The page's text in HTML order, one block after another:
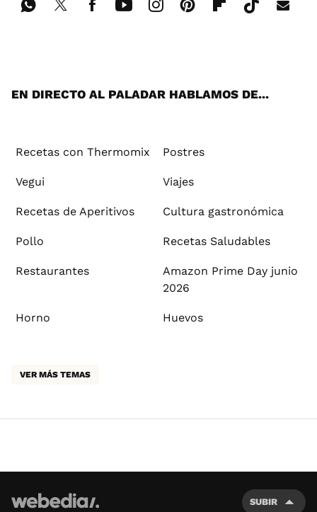
EN DIRECTO AL PALADAR HABLAMOS DE...
Recetas con Thermomix Postres
Vegui Viajes
Recetas de Aperitivos Cultura gastronómica
Pollo Recetas Saludables
Restaurantes
Amazon Prime Day junio
2026
Horno Huevos
VER MÁS TEMAS
SUBIR